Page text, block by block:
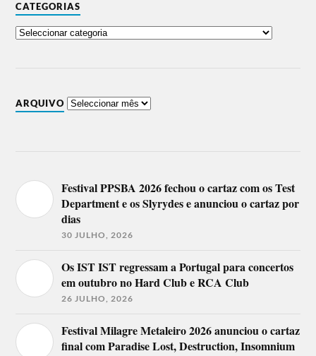
CATEGORIAS
ARQUIVO
Festival PPSBA 2026 fechou o cartaz com os Test
Department e os Slyrydes e anunciou o cartaz por
dias
30 JULHO, 2026
Os IST IST regressam a Portugal para concertos
em outubro no Hard Club e RCA Club
26 JULHO, 2026
Festival Milagre Metaleiro 2026 anunciou o cartaz
final com Paradise Lost, Destruction, Insomnium